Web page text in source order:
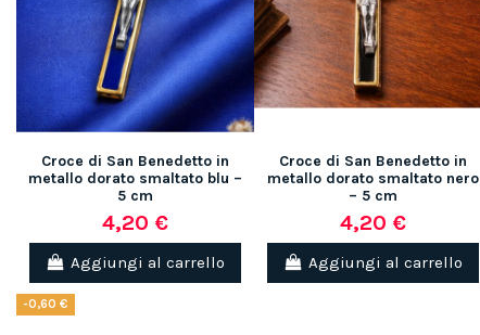
Croce di San Benedetto in
metallo dorato smaltato blu –
5 cm
4,20 €
Aggiungi al carrello
Croce di San Benedetto in
metallo dorato smaltato nero
– 5 cm
4,20 €
Aggiungi al carrello
-0,60 €